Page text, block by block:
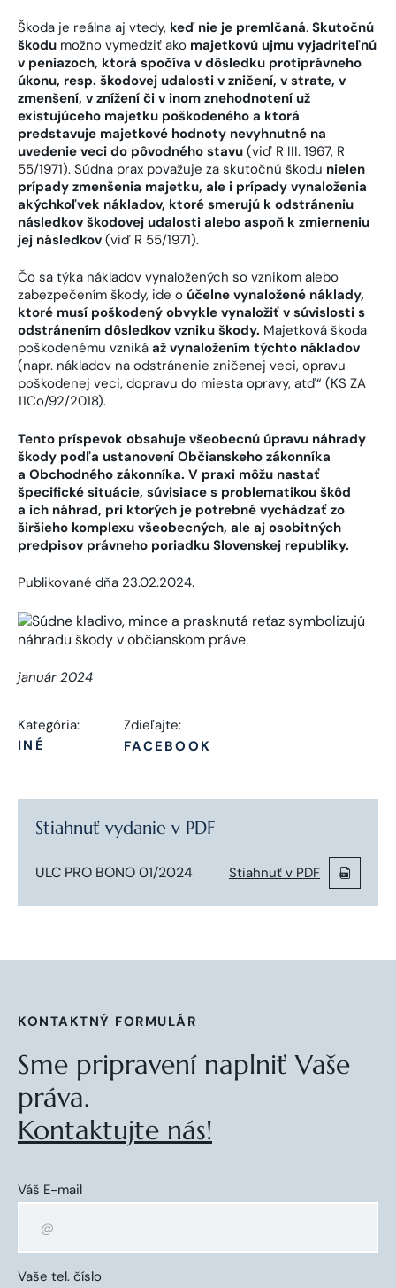
Škoda je reálna aj vtedy, keď nie je premlčaná. Skutočnú
škodu možno vymedziť ako majetkovú ujmu vyjadriteľnú
v peniazoch, ktorá spočíva v dôsledku protiprávneho
úkonu, resp. škodovej udalosti v zničení, v strate, v
zmenšení, v znížení či v inom znehodnotení už
existujúceho majetku poškodeného a ktorá
predstavuje majetkové hodnoty nevyhnutné na
uvedenie veci do pôvodného stavu (viď R III. 1967, R
55/1971). Súdna prax považuje za skutočnú škodu nielen
prípady zmenšenia majetku, ale i prípady vynaloženia
akýchkoľvek nákladov, ktoré smerujú k odstráneniu
následkov škodovej udalosti alebo aspoň k zmierneniu
jej následkov (viď R 55/1971).
Čo sa týka nákladov vynaložených so vznikom alebo
zabezpečením škody, ide o účelne vynaložené náklady,
ktoré musí poškodený obvykle vynaložiť v súvislosti s
odstránením dôsledkov vzniku škody. Majetková škoda
poškodenému vzniká až vynaložením týchto nákladov
(napr. nákladov na odstránenie zničenej veci, opravu
poškodenej veci, dopravu do miesta opravy, atď“ (KS ZA
11Co/92/2018).
Tento príspevok obsahuje všeobecnú úpravu náhrady
škody podľa ustanovení Občianskeho zákonníka
a Obchodného zákonníka. V praxi môžu nastať
špecifické situácie, súvisiace s problematikou škôd
a ich náhrad, pri ktorých je potrebné vychádzať zo
širšieho komplexu všeobecných, ale aj osobitných
predpisov právneho poriadku Slovenskej republiky.
Publikované dňa 23.02.2024.
január 2024
Kategória:
INÉ
Zdieľajte:
FACEBOOK
Stiahnuť vydanie v PDF
ULC PRO BONO 01/2024 Stiahnuť v PDF
KONTAKTNÝ FORMULÁR
Sme pripravení naplniť Vaše
práva.
Kontaktujte nás!
Váš E-mail
Vaše tel. číslo